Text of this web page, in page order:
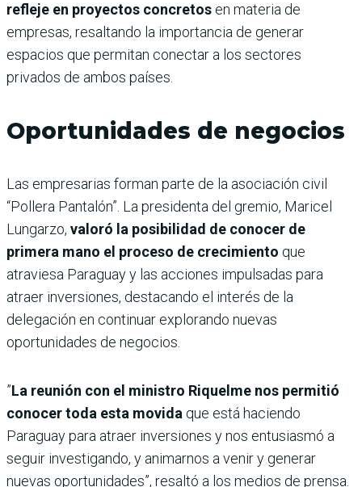
refleje en proyectos concretos en materia de
empresas, resaltando la importancia de generar
espacios que permitan conectar a los sectores
privados de ambos países.
Oportunidades de negocios
Las empresarias forman parte de la asociación civil
“Pollera Pantalón”. La presidenta del gremio, Maricel
Lungarzo, valoró la posibilidad de conocer de
primera mano el proceso de crecimiento que
atraviesa Paraguay y las acciones impulsadas para
atraer inversiones, destacando el interés de la
delegación en continuar explorando nuevas
oportunidades de negocios.
”La reunión con el ministro Riquelme nos permitió
conocer toda esta movida que está haciendo
Paraguay para atraer inversiones y nos entusiasmó a
seguir investigando, y animarnos a venir y generar
nuevas oportunidades”, resaltó a los medios de prensa.